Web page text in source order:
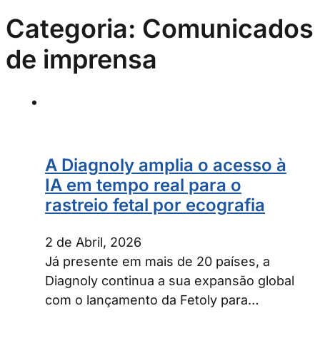
Categoria: Comunicados
de imprensa
A Diagnoly amplia o acesso à
IA em tempo real para o
rastreio fetal por ecografia
2 de Abril, 2026
Já presente em mais de 20 países, a
Diagnoly continua a sua expansão global
com o lançamento da Fetoly para…